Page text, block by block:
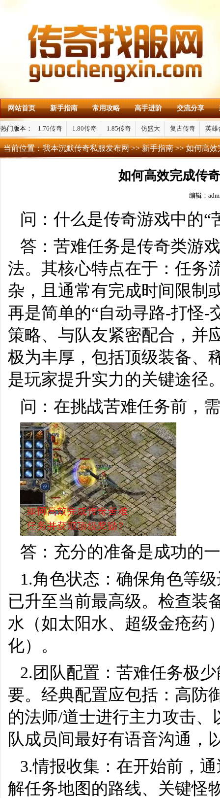
网站首页 新手指南 常用攻略 高手进阶 交流分享
热门版本： 1.76传奇 1.80传奇 1.85传奇 仿盛大 复古传奇 英雄
当前位置：我本沉默传奇私服发布网>>新手指南>> 如何高效
如何高效完成传
编辑：
问：什么是传奇游戏中的“
答：苦难任务是传奇类游
法。其核心特点在于：任务
杂，且通常有完成时间限制
再是简单的“自动寻路-打怪-
策略、与队友紧密配合，并
极为丰厚，包括顶级装备、
是玩家提升实力的关键途径
问：在挑战苦难任务前，
答：充分的准备是成功的
1.角色状态：确保角色等
已升至当前最高级。检查装
水（如太阳水、超级金疮药
化）。
2.团队配置：苦难任务极
要。经典配置应包括：高防
的法师/道士进行主力攻击
队成员间最好有语音沟通，
3.情报收集：在开始前，
解任务地图的路线、关键怪